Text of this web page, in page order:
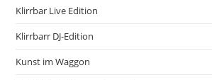
Klirrbar Live Edition
Klirrbarr DJ-Edition
Kunst im Waggon